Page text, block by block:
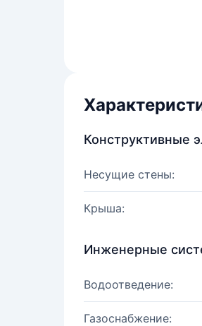
Конструктивные
Несущие стены:
Крыша:
Инженерные
Водоотведение:
Газоснабжение: